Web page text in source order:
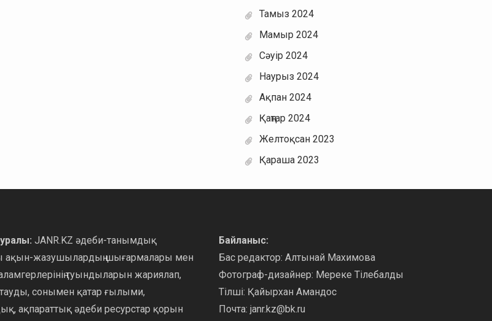
Тамыз 2024
Мамыр 2024
Сәуір 2024
Наурыз 2024
Ақпан 2024
Қаңтар 2024
Желтоқсан 2023
Қараша 2023
JANR.KZ әдеби-танымдық
ақын-жазушылардың шығармалары мен
туындыларын жариялап,
сонымен қатар ғылыми,
ақпараттық әдеби ресурстар қорын
Байланыс:
Бас редактор: Алтынай Махимова
Фотограф-дизайнер: Мереке Тілебалды
Тілші: Қайырхан Амандос
Почта: janr.kz@bk.ru